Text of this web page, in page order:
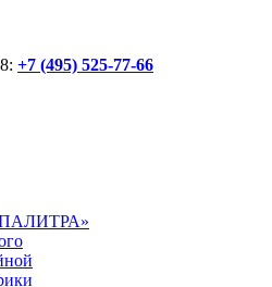
+7 (495) 525-77-66